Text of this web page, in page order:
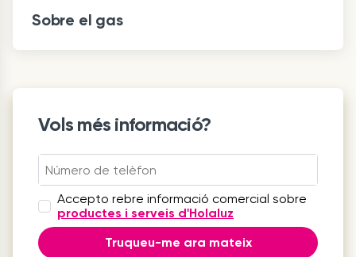
Sobre el gas
Vols més informació?
Accepto rebre informació comercial sobre
productes i serveis d'Holaluz
Truqueu-me ara mateix